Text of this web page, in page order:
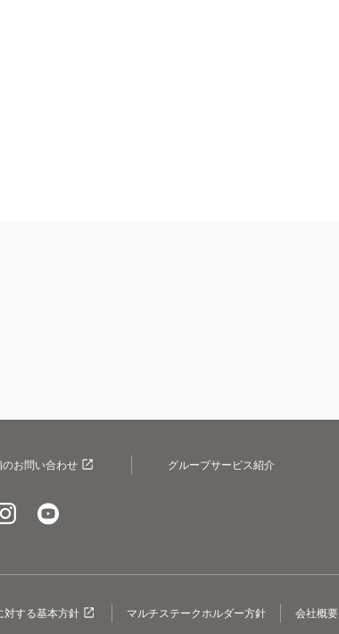
のお問い合わせ グループサービス紹介
対する基本方針 マルチステークホルダー方針 会社概要